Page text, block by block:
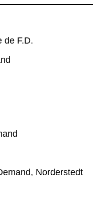
de F.D.
Norderstedt